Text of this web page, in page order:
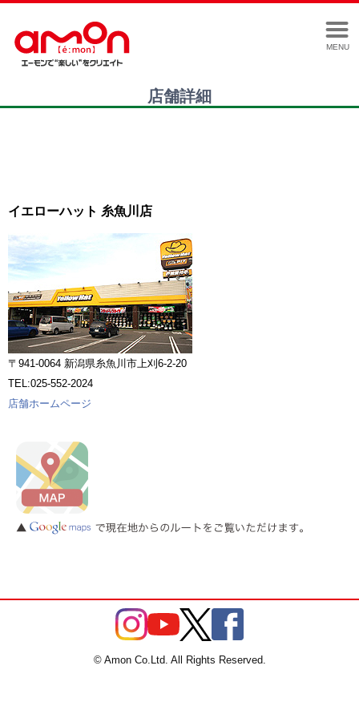
MENU
店舗詳細
イエローハット 糸魚川店
〒941-0064 新潟県糸魚川市上刈6-2-20
TEL:025-552-2024
店舗ホームページ
© Amon Co.Ltd. All Rights Reserved.